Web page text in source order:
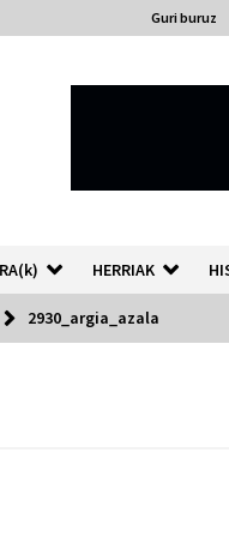
Guri buruz
HERRIAK
2930_argia_azala